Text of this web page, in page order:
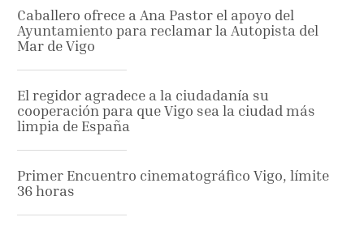
Caballero ofrece a Ana Pastor el apoyo del
Ayuntamiento para reclamar la Autopista del
Mar de Vigo
El regidor agradece a la ciudadanía su
cooperación para que Vigo sea la ciudad más
limpia de España
Primer Encuentro cinematográfico Vigo, límite
36 horas